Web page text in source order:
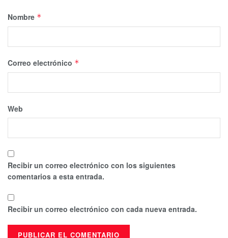
Nombre *
Correo electrónico *
Web
Recibir un correo electrónico con los siguientes
comentarios a esta entrada.
Recibir un correo electrónico con cada nueva entrada.